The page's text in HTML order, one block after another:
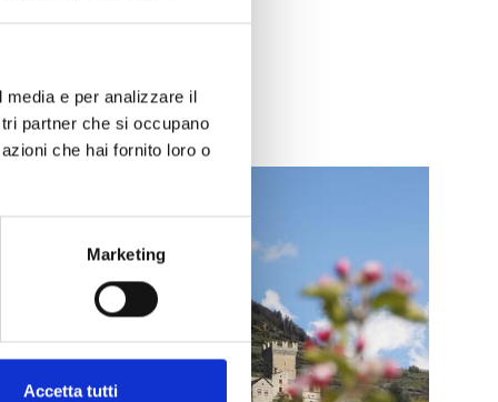
e per analizzare il
partner che si occupano
che hai fornito loro o
Marketing
Accetta tutti